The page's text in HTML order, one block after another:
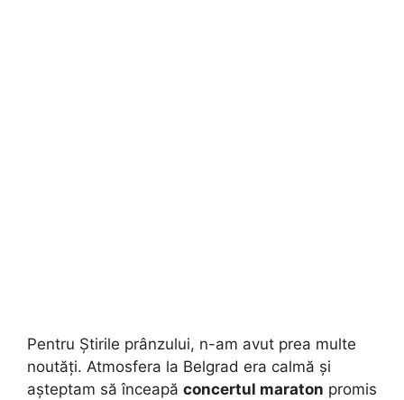
Pentru Știrile prânzului, n-am avut prea multe
noutăți. Atmosfera la Belgrad era calmă și
așteptam să înceapă concertul maraton promis